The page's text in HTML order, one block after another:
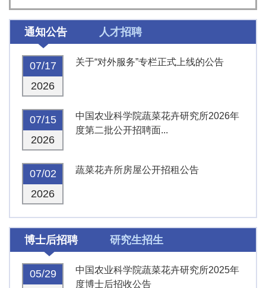
通知公告 人才招聘
07/17
2026
关于“对外服务”专栏正式上线的公告
07/15
2026
中国农业科学院蔬菜花卉研究所2026年
度第二批公开招聘面...
07/02
2026
蔬菜花卉所房屋公开招租公告
博士后招聘 研究生招生
05/29
中国农业科学院蔬菜花卉研究所2025年
度博士后招收公告